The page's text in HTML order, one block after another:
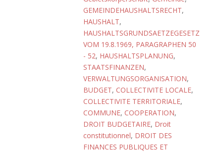
GEMEINDEHAUSHALTSRECHT,
HAUSHALT,
HAUSHALTSGRUNDSAETZEGESETZ
VOM 19.8.1969, PARAGRAPHEN 50
- 52, HAUSHALTSPLANUNG,
STAATSFINANZEN,
VERWALTUNGSORGANISATION,
BUDGET, COLLECTIVITE LOCALE,
COLLECTIVITE TERRITORIALE,
COMMUNE, COOPERATION,
DROIT BUDGETAIRE, Droit
constitutionnel, DROIT DES
FINANCES PUBLIQUES ET